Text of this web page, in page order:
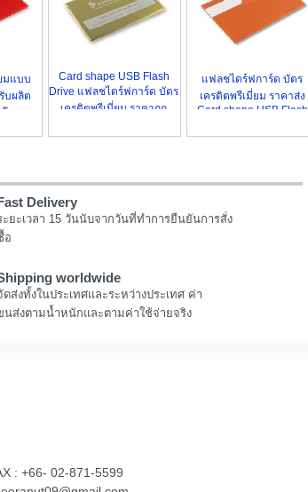
มแบบ
บผลิต
รงงาน
Card shape USB Flash
Drive แฟลชไดร์ฟการ์ด บัตร
เครดิตพรีเมี่ยม ราคาถูก
แฟลชไดร์ฟการ์ด บัตร
เครดิตพรีเมี่ยม ราคาส่ง
Card shape USB Flash
Delivery
ะยะเวลา 15 วันนับจากวันที่ทำการยืนยันการสั่ง
อ
worldwide
ดส่งทั้งในประเทศและระหว่างประเทศ ค่า
นส่งตามน้ำหนักและตามค่าใช้จ่ายจริง
: +66- 02-871-5599